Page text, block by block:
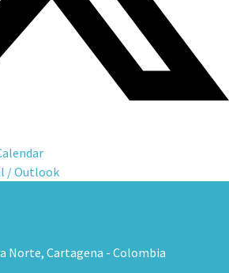
/ Outlook
Norte, Cartagena - Colombia